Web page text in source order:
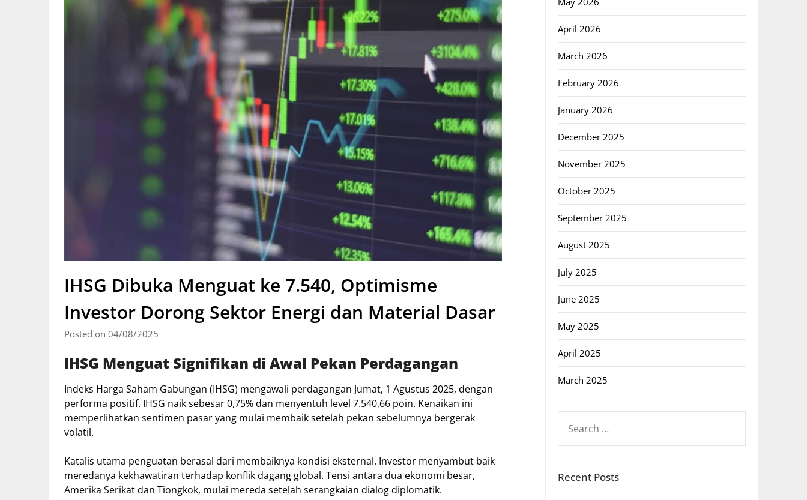
IHSG Dibuka Menguat ke 7.540, Optimisme
Investor Dorong Sektor Energi dan Material Dasar
Posted on 04/08/2025
IHSG Menguat Signifikan di Awal Pekan Perdagangan
Indeks Harga Saham Gabungan (IHSG) mengawali perdagangan Jumat, 1 Agustus 2025, dengan
performa positif. IHSG naik sebesar 0,75% dan menyentuh level 7.540,66 poin. Kenaikan ini
memperlihatkan sentimen pasar yang mulai membaik setelah pekan sebelumnya bergerak
volatil.
Katalis utama penguatan berasal dari membaiknya kondisi eksternal. Investor menyambut baik
meredanya kekhawatiran terhadap konflik dagang global. Tensi antara dua ekonomi besar,
Amerika Serikat dan Tiongkok, mulai mereda setelah serangkaian dialog diplomatik.
April 2026
March 2026
February 2026
January 2026
December 2025
November 2025
October 2025
September 2025
August 2025
July 2025
June 2025
May 2025
April 2025
March 2025
FOR:
Recent Posts